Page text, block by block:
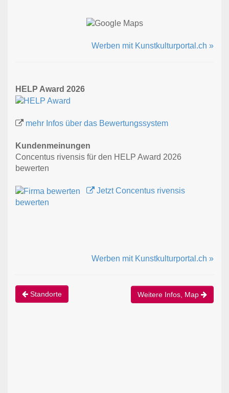
Werben mit Kunstkulturportal.ch »
HELP Award 2026
mehr Infos über das Bewertungssystem
Kundenmeinungen
Concentus rivensis für den HELP Award 2026
bewerten
Jetzt Concentus rivensis
bewerten
Werben mit Kunstkulturportal.ch »
Standorte Weitere Infos, Map